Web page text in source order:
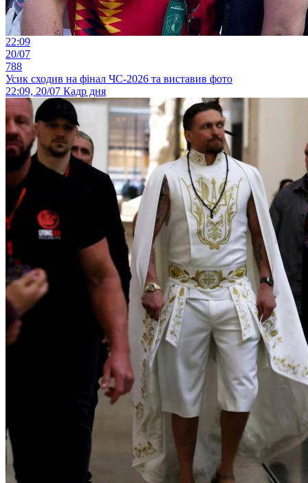
22:09
20/07
788
Усик сходив на фінал ЧС-2026 та виставив фото
22:09, 20/07 Кадр дня